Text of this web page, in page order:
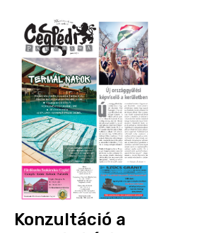
Konzultáció a